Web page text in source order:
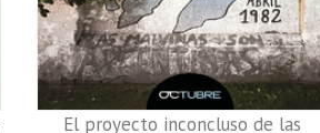
Casa
Rosada/
Néstor
KirchnerEl proyecto inconcluso de las